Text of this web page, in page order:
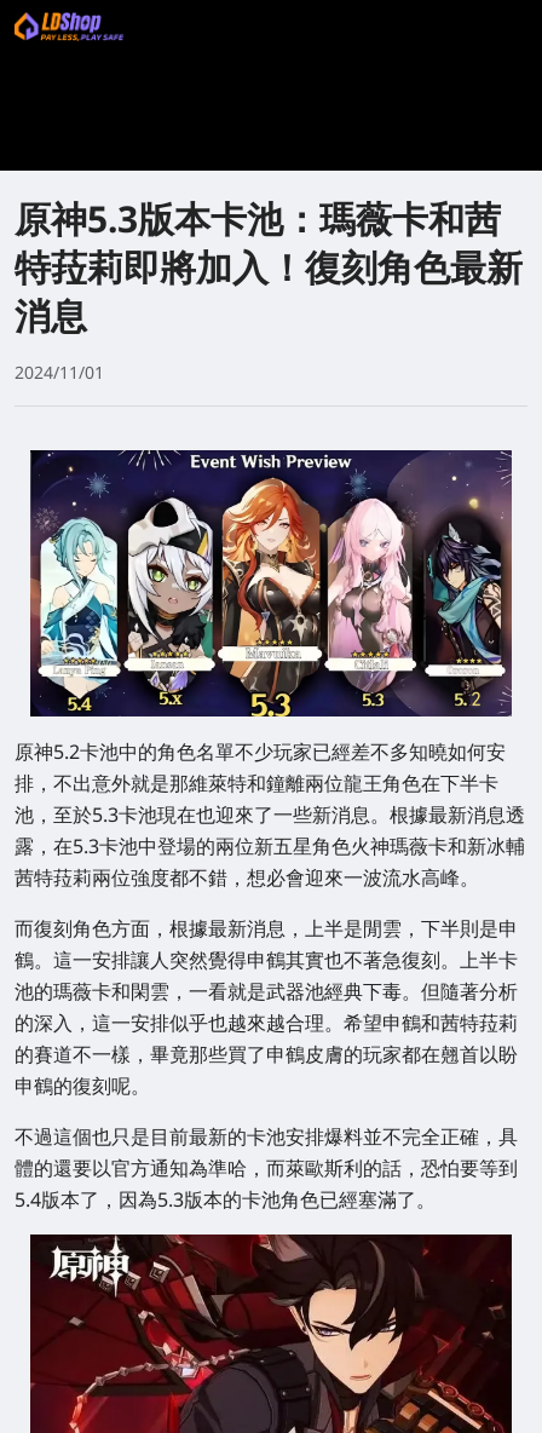
原神5.3版本卡池：瑪薇卡和茜
特菈莉即將加入！復刻角色最新
消息
2024/11/01
原神5.2卡池中的角色名單不少玩家已經差不多知曉如何安
排，不出意外就是那維萊特和鐘離兩位龍王角色在下半卡
池，至於5.3卡池現在也迎來了一些新消息。根據最新消息透
露，在5.3卡池中登場的兩位新五星角色火神瑪薇卡和新冰輔
茜特菈莉兩位強度都不錯，想必會迎來一波流水高峰。
而復刻角色方面，根據最新消息，上半是閒雲，下半則是申
鶴。這一安排讓人突然覺得申鶴其實也不著急復刻。上半卡
池的瑪薇卡和閑雲，一看就是武器池經典下毒。但隨著分析
的深入，這一安排似乎也越來越合理。希望申鶴和茜特菈莉
的賽道不一樣，畢竟那些買了申鶴皮膚的玩家都在翹首以盼
申鶴的復刻呢。
不過這個也只是目前最新的卡池安排爆料並不完全正確，具
體的還要以官方通知為準哈，而萊歐斯利的話，恐怕要等到
5.4版本了，因為5.3版本的卡池角色已經塞滿了。